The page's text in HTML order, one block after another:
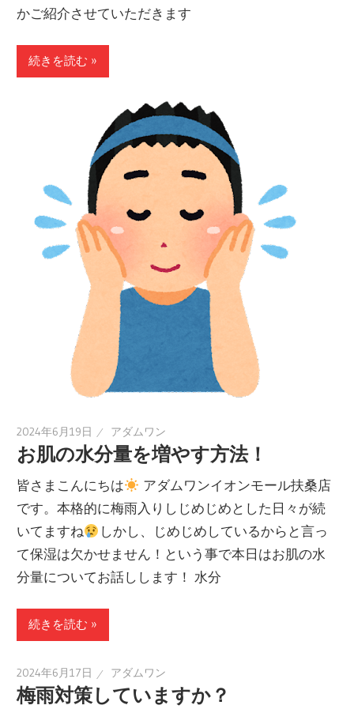
かご紹介させていただきます
続きを読む »
2024年6月19日 アダムワン
お肌の水分量を増やす方法！
皆さまこんにちは
アダムワンイオンモール扶桑店
です。本格的に梅雨入りしじめじめとした日々が続
いてますね
しかし、じめじめしているからと言っ
て保湿は欠かせません！という事で本日はお肌の水
分量についてお話しします！ 水分
続きを読む »
2024年6月17日 アダムワン
梅雨対策していますか？